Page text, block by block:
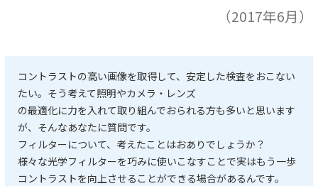
（2017年6月）
コントラストの高い画像を取得して、安定した検査をおこない
たい。そう考えて照明やカメラ・レンズ
の最適化に力を入れて取り組んでおられる方も多いと思います
が、そんなあなたに質問です。
フィルターについて、考えたことはおありでしょうか？
様々な光学フィルターを巧みに使いこなすことで実はもう一歩
コントラストを向上させることができる場合があるんです。